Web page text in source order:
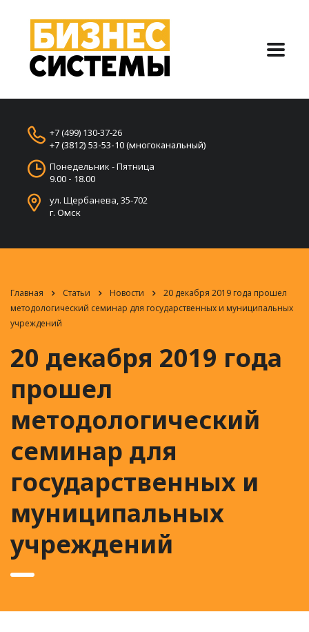
+7 (499) 130-37-26
+7 (3812) 53-53-10 (многоканальный)
Понедельник - Пятница
9.00 - 18.00
ул. Щербанева, 35-702
г. Омск
Главная Статьи Новости
20 декабря 2019 года прошел
методологический семинар для государственных и муниципальных
учреждений
20 декабря 2019 года
прошел
методологический
семинар для
государственных и
муниципальных
учреждений